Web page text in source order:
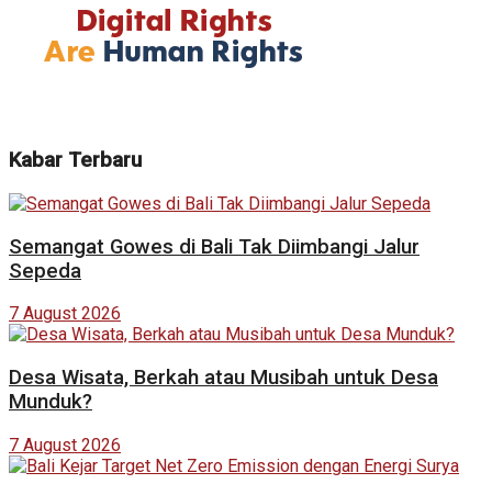
Kabar Terbaru
Semangat Gowes di Bali Tak Diimbangi Jalur
Sepeda
7 August 2026
Desa Wisata, Berkah atau Musibah untuk Desa
Munduk?
7 August 2026